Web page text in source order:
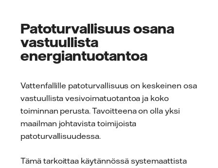
Patoturvallisuus osana
vastuullista
energiantuotantoa
Vattenfallille patoturvallisuus on keskeinen osa
vastuullista vesivoimatuotantoa ja koko
toiminnan perusta. Tavoitteena on olla yksi
maailman johtavista toimijoista
patoturvallisuudessa.
Tämä tarkoittaa käytännössä systemaattista